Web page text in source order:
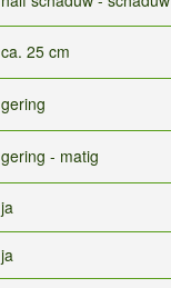
ca. 25 cm
gering
gering - matig
ja
ja